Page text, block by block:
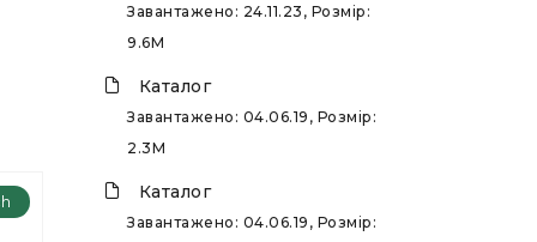
Завантажено: 24.11.23, Розмір:
9.6M
Каталог
Завантажено: 04.06.19, Розмір:
2.3M
Каталог
Завантажено: 04.06.19, Розмір: